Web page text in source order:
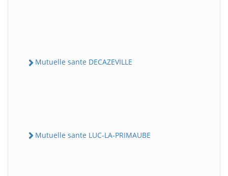
Mutuelle sante DECAZEVILLE
Mutuelle sante LUC-LA-PRIMAUBE